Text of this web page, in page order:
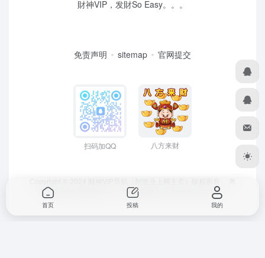
財神VIP，发財So Easy。。。
免责声明 sitemap 官网提交
扫码加QQ 八方来财
ICP备2022039259号
、 粤公网安备44190002007732号
首页 投稿 我的